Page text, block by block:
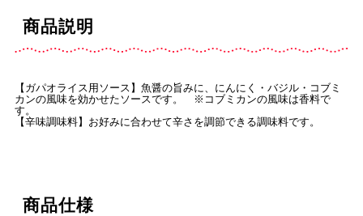
商品説明
【ガパオライス用ソース】魚醤の旨みに、にんにく・バジル・コブミ
カンの風味を効かせたソースです。 ※コブミカンの風味は香料で
す。
【辛味調味料】お好みに合わせて辛さを調節できる調味料です。
商品仕様